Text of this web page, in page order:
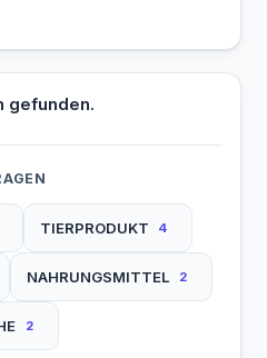
gefunden.
TIERPRODUKT 4
NAHRUNGSMITTEL 2
2